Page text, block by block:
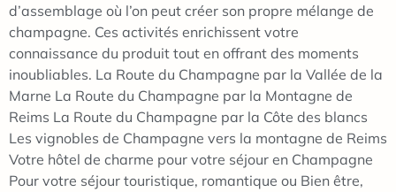
d’assemblage où l’on peut créer son propre mélange de
champagne. Ces activités enrichissent votre
connaissance du produit tout en offrant des moments
inoubliables. La Route du Champagne par la Vallée de la
Marne La Route du Champagne par la Montagne de
Reims La Route du Champagne par la Côte des blancs
Les vignobles de Champagne vers la montagne de Reims
Votre hôtel de charme pour votre séjour en Champagne
Pour votre séjour touristique, romantique ou Bien être,